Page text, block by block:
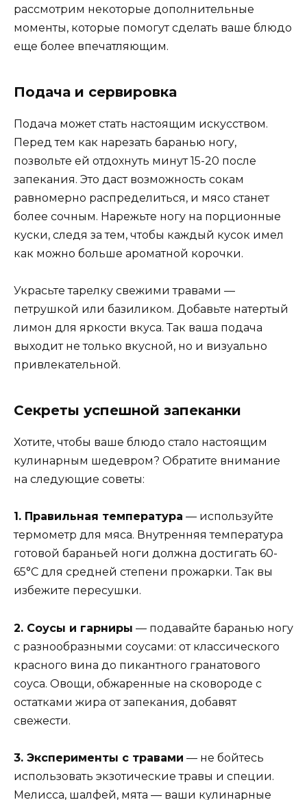
рассмотрим некоторые дополнительные
моменты, которые помогут сделать ваше блюдо
еще более впечатляющим.
Подача и сервировка
Подача может стать настоящим искусством.
Перед тем как нарезать баранью ногу,
позвольте ей отдохнуть минут 15-20 после
запекания. Это даст возможность сокам
равномерно распределиться, и мясо станет
более сочным. Нарежьте ногу на порционные
куски, следя за тем, чтобы каждый кусок имел
как можно больше ароматной корочки.
Украсьте тарелку свежими травами —
петрушкой или базиликом. Добавьте натертый
лимон для яркости вкуса. Так ваша подача
выходит не только вкусной, но и визуально
привлекательной.
Секреты успешной запеканки
Хотите, чтобы ваше блюдо стало настоящим
кулинарным шедевром? Обратите внимание
на следующие советы:
1. Правильная температура — используйте
термометр для мяса. Внутренняя температура
готовой бараньей ноги должна достигать 60-
65°C для средней степени прожарки. Так вы
избежите пересушки.
2. Соусы и гарниры — подавайте баранью ногу
с разнообразными соусами: от классического
красного вина до пикантного гранатового
соуса. Овощи, обжаренные на сковороде с
остатками жира от запекания, добавят
свежести.
3. Эксперименты с травами — не бойтесь
использовать экзотические травы и специи.
Мелисса, шалфей, мята — ваши кулинарные